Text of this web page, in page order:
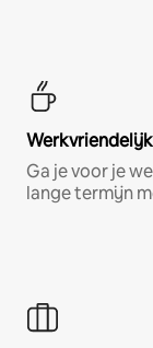
Ga je voor je
lange termijn